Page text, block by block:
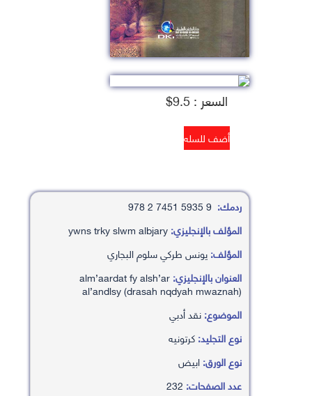
السعر : 9.5$
ردمك:
المؤلف بالإنجليزي:
المؤلف:يونس طركي سلوم البجاري
العنوان بالإنجليزي:alm’aardat fy alsh’ar
al’andlsy (drasah nqdyah mwaznah)
الموضوع:نقد أدبي
نوع التجليد:كرتونيه
نوع الورق:ابيض
عدد الصفحات: